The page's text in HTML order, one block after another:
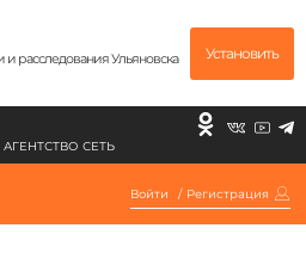
и расследования Ульяновска Установить
СЕТЬ
Войти / Регистрация